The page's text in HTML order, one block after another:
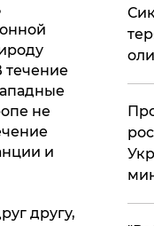
течение
не
и
другу,